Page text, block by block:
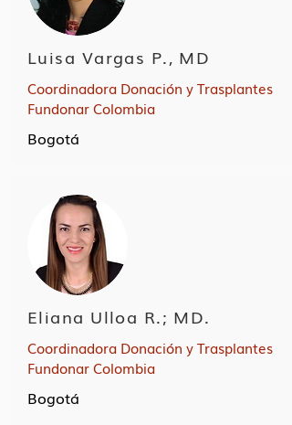
Luisa Vargas P., MD
Coordinadora Donación y Trasplantes
Fundonar Colombia
Bogotá
Eliana Ulloa R.; MD.
Coordinadora Donación y Trasplantes
Fundonar Colombia
Bogotá